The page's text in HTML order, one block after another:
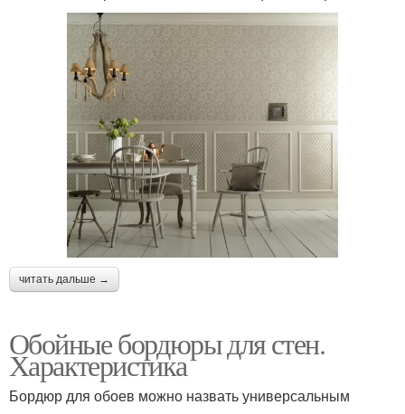
читать дальше →
Обойные бордюры для стен.
Характеристика
Бордюр для обоев можно назвать универсальным